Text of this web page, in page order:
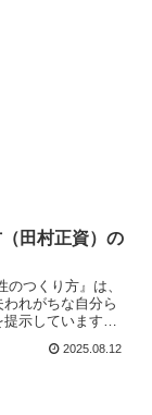
田村正資）の
のつくり方』は、
れがちな自分ら
示しています。
自の文脈を築くこ
2025.08.12